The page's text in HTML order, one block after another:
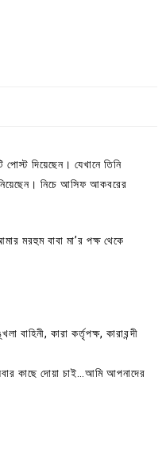
দিয়েছেন। যেখানে তিনি
নিচে আসিফ আকবরের
মরহুম বাবা মা’র পক্ষ থেকে
কারা কর্তৃপক্ষ, কারাবন্দী
কাছে দোয়া চাই…আমি আপনাদের
সহায়ক ভুমিকা রাখে
সভাপতি